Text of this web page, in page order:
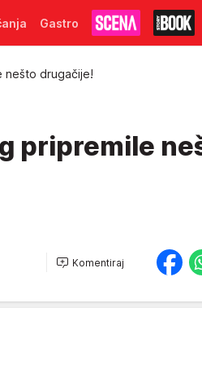
Gastro
nešto drugačije!
pripremile
Komentiraj